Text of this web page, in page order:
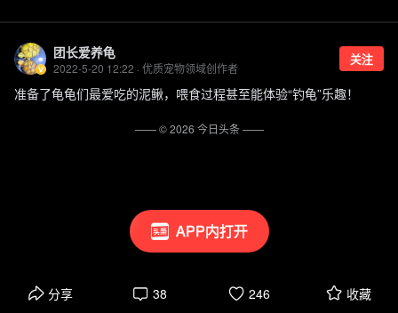
APP内打开
团长爱养龟
2022-5-20 12:22 · 优质宠物领域创作者
关注
准备了龟龟们最爱吃的泥鳅，喂食过程甚至能体验“钓龟”乐趣！
分享 38 246 收藏
—— ©2026 今日头条——